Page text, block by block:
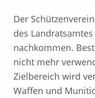
Der
des
nachkommen.
nicht mehr
Zielbereich wird
Waffen und